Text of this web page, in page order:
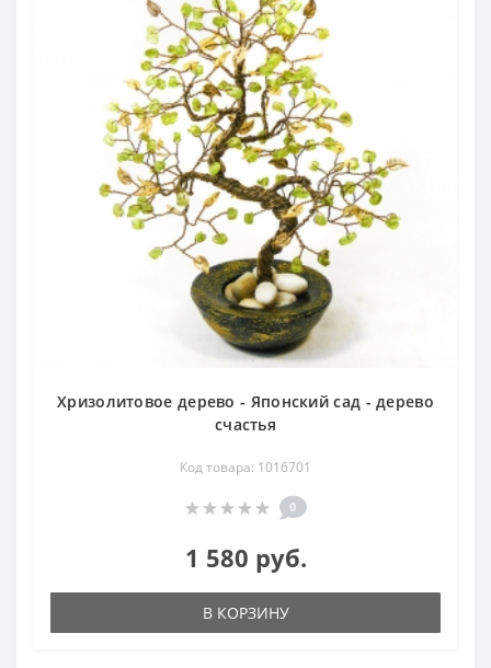
Хризолитовое дерево - Японский сад - дерево
счастья
Код товара: 1016701
0
1 580 руб.
В КОРЗИНУ